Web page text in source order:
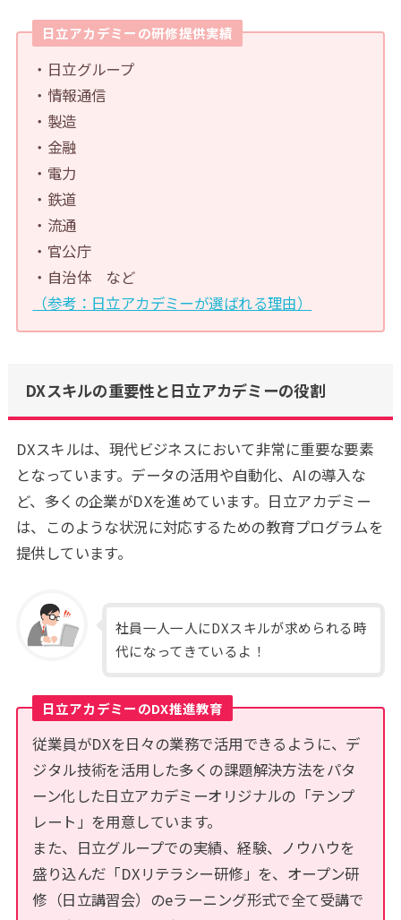
日立アカデミーの研修提供実績
・日立グループ
・情報通信
・製造
・金融
・電力
・鉄道
・流通
・官公庁
・自治体 など
（参考：日立アカデミーが選ばれる理由）
DXスキルの重要性と日立アカデミーの役割
DXスキルは、現代ビジネスにおいて非常に重要な要素
となっています。データの活用や自動化、AIの導入な
ど、多くの企業がDXを進めています。日立アカデミー
は、このような状況に対応するための教育プログラムを
提供しています。
社員一人一人にDXスキルが求められる時
代になってきているよ！
日立アカデミーのDX推進教育
従業員がDXを日々の業務で活用できるように、デ
ジタル技術を活用した多くの課題解決方法をパタ
ーン化した日立アカデミーオリジナルの「テンプ
レート」を用意しています。
また、日立グループでの実績、経験、ノウハウを
盛り込んだ「DXリテラシー研修」を、オープン研
修（日立講習会）のeラーニング形式で全て受講で